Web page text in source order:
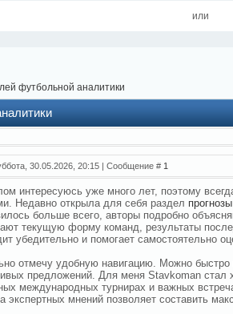
или
футбольной аналитики
30.05.2026, 20:15 | Сообщение # 1
интересуюсь уже много лет, поэтому
Недавно открыла для себя раздел
больше всего, авторы подробно
текущую форму команд, результаты
убедительно и помогает самостоятельно
отмечу удобную навигацию. Можно
предложений. Для меня Stavkoman
международных турнирах и важных
экспертных мнений позволяет составить